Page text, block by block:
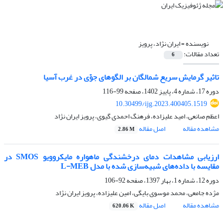
نویسنده =ایران نژاد، پرویز
تعداد مقالات: 6
تاثیر گرمایش سریع شمالگان بر الگوهای جوّی در غرب آسیا
دوره 17، شماره 4، پاییز 1402، صفحه
99-116
10.30499/ijg.2023.400405.1519
اعظم صانعی، امید علیزاده، فرهنگ احمدی گیوی، پرویز ایران نژاد
مشاهده مقاله
اصل مقاله 2.86 M
ارزیابی مشاهدات دمای درخشندگی ماهواره مایکروویو SMOS در
مقایسه با داده‌های شبیه‌سازی شده با مدل L-MEB
دوره 12، شماره 1، بهار 1397، صفحه
92-106
مژده جامعی، محمد موسوی بایگی، امین علیزاده، پرویز ایران نژاد
مشاهده مقاله
اصل مقاله 620.06 K